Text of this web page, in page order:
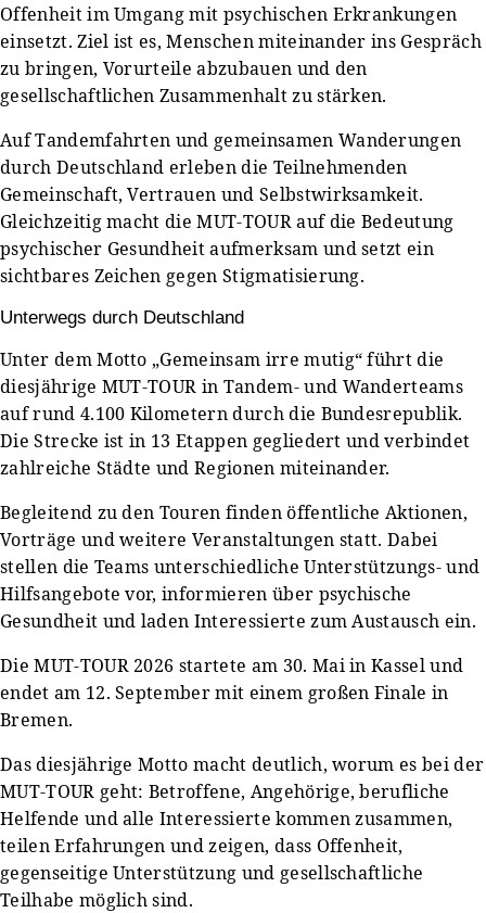
Offenheit im Umgang mit psychischen Erkrankungen
einsetzt. Ziel ist es, Menschen miteinander ins Gespräch
zu bringen, Vorurteile abzubauen und den
gesellschaftlichen Zusammenhalt zu stärken.
Auf Tandemfahrten und gemeinsamen Wanderungen
durch Deutschland erleben die Teilnehmenden
Gemeinschaft, Vertrauen und Selbstwirksamkeit.
Gleichzeitig macht die MUT-TOUR auf die Bedeutung
psychischer Gesundheit aufmerksam und setzt ein
sichtbares Zeichen gegen Stigmatisierung.
Unterwegs durch Deutschland
Unter dem Motto „Gemeinsam irre mutig“ führt die
diesjährige MUT-TOUR in Tandem- und Wanderteams
auf rund 4.100 Kilometern durch die Bundesrepublik.
Die Strecke ist in 13 Etappen gegliedert und verbindet
zahlreiche Städte und Regionen miteinander.
Begleitend zu den Touren finden öffentliche Aktionen,
Vorträge und weitere Veranstaltungen statt. Dabei
stellen die Teams unterschiedliche Unterstützungs- und
Hilfsangebote vor, informieren über psychische
Gesundheit und laden Interessierte zum Austausch ein.
Die MUT-TOUR 2026 startete am 30. Mai in Kassel und
endet am 12. September mit einem großen Finale in
Bremen.
Das diesjährige Motto macht deutlich, worum es bei der
MUT-TOUR geht: Betroffene, Angehörige, berufliche
Helfende und alle Interessierte kommen zusammen,
teilen Erfahrungen und zeigen, dass Offenheit,
gegenseitige Unterstützung und gesellschaftliche
Teilhabe möglich sind.